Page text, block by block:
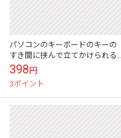
パソコンのキーボードのキーの
すき間に挟んで立てかけられる
かわいい伝言メモ ハイモジモ
ジ Deng On\"Duck\"
398円
3ポイント